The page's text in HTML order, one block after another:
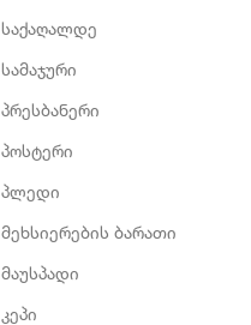
საქაღალდე
სამაჯური
პრესბანერი
პოსტერი
პლედი
მეხსიერების ბარათი
მაუსპადი
კეპი